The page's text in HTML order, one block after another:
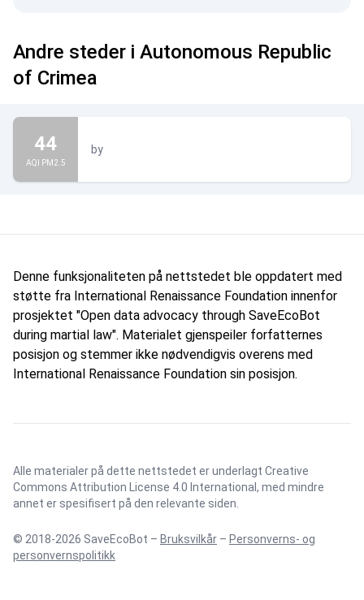
Andre steder i Autonomous Republic
of Crimea
44
AQI PM2.5
by
Denne funksjonaliteten på nettstedet ble oppdatert med
støtte fra International Renaissance Foundation innenfor
prosjektet "Open data advocacy through SaveEcoBot
during martial law". Materialet gjenspeiler forfatternes
posisjon og stemmer ikke nødvendigvis overens med
International Renaissance Foundation sin posisjon.
Alle materialer på dette nettstedet er underlagt Creative
Commons Attribution License 4.0 International , med mindre
annet er spesifisert på den relevante siden.
© 2018-2026 SaveEcoBot – Bruksvilkår – Personverns- og
personvernspolitikk